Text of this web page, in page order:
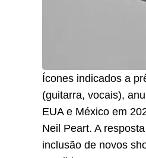
Ícones indicados a
(guitarra, vocais),
EUA e México em
Neil Peart. A
inclusão de novos